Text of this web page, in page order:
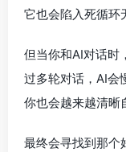
它也会陷入死循环
但当你和AI对话时
过多轮对话，AI会
你也会越来越清晰
最终会寻找到那个